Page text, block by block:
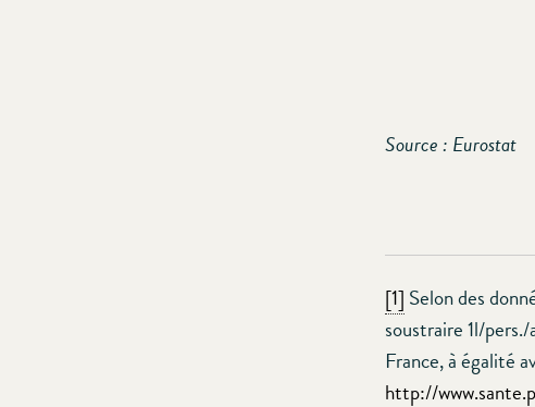
Source : Eurostat
[1] Selon des
soustraire 1l/
France, à égalité
http://